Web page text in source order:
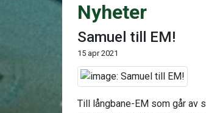
Nyheter
Samuel till EM!
15 apr 2021
Till långbane-EM som går av